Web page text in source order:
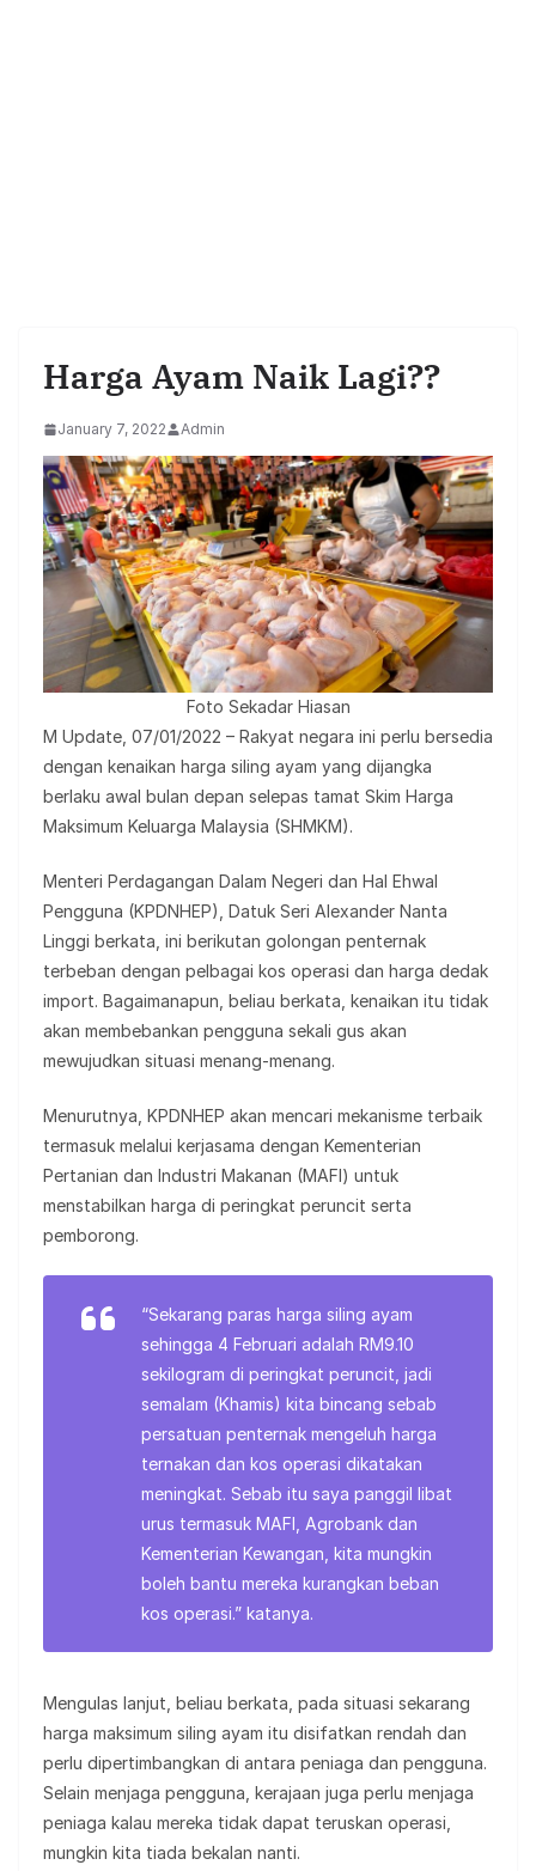
Harga Ayam Naik Lagi??
January 7, 2022 Admin
Foto Sekadar Hiasan
M Update, 07/01/2022 – Rakyat negara ini perlu bersedia
dengan kenaikan harga siling ayam yang dijangka
berlaku awal bulan depan selepas tamat Skim Harga
Maksimum Keluarga Malaysia (SHMKM).
Menteri Perdagangan Dalam Negeri dan Hal Ehwal
Pengguna (KPDNHEP), Datuk Seri Alexander Nanta
Linggi berkata, ini berikutan golongan penternak
terbeban dengan pelbagai kos operasi dan harga dedak
import. Bagaimanapun, beliau berkata, kenaikan itu tidak
akan membebankan pengguna sekali gus akan
mewujudkan situasi menang-menang.
Menurutnya, KPDNHEP akan mencari mekanisme terbaik
termasuk melalui kerjasama dengan Kementerian
Pertanian dan Industri Makanan (MAFI) untuk
menstabilkan harga di peringkat peruncit serta
pemborong.
“Sekarang paras harga siling ayam
sehingga 4 Februari adalah RM9.10
sekilogram di peringkat peruncit, jadi
semalam (Khamis) kita bincang sebab
persatuan penternak mengeluh harga
ternakan dan kos operasi dikatakan
meningkat. Sebab itu saya panggil libat
urus termasuk MAFI, Agrobank dan
Kementerian Kewangan, kita mungkin
boleh bantu mereka kurangkan beban
kos operasi.” katanya.
Mengulas lanjut, beliau berkata, pada situasi sekarang
harga maksimum siling ayam itu disifatkan rendah dan
perlu dipertimbangkan di antara peniaga dan pengguna.
Selain menjaga pengguna, kerajaan juga perlu menjaga
peniaga kalau mereka tidak dapat teruskan operasi,
mungkin kita tiada bekalan nanti.